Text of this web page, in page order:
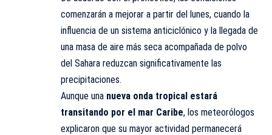
comenzarán a mejorar a partir del lunes, cuando la
influencia de un sistema anticiclónico y la llegada de
una masa de aire más seca acompañada de polvo
del Sahara reduzcan significativamente las
precipitaciones.
Aunque una nueva onda tropical estará
transitando por el mar Caribe, los meteorólogos
explicaron que su mayor actividad permanecerá